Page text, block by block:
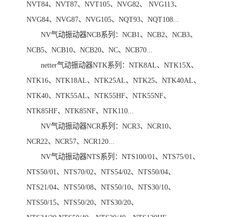
NVT84、NVT87、NVT105、NVG82、 NVG113、
NVG84、NVG87、NVG105、NQT93、NQT108...
NV气动振动器NCB系列：NCB1、NCB2、NCB3、
NCB5、NCB10、NCB20、NC、NCB70...
netter气动振动器NTK系列：NTK8AL、NTK15X、
NTK16、NTK18AL、NTK25AL、NTK25、NTK40AL、
NTK40、NTK55AL、NTK55HF、NTK55NF、
NTK85HF、NTK85NF、NTK110...
NV气动振动器NCR系列：NCR3、NCR10、
NCR22、NCR57、NCR120...
NV气动振动器NTS系列：NTS100/01、NTS75/01、
NTS50/01、NTS70/02、NTS54/02、NTS50/04、
NTS21/04、NTS50/08、NTS50/10、NTS30/10、
NTS50/15、NTS50/20、NTS30/20、